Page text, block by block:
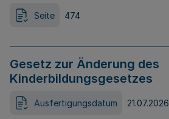
Seite 474
Gesetz zur Änderung des
Kinderbildungsgesetzes
Ausfertigungsdatum 21.07.2026